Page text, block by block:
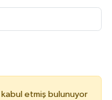
kabul etmiş bulunuyor